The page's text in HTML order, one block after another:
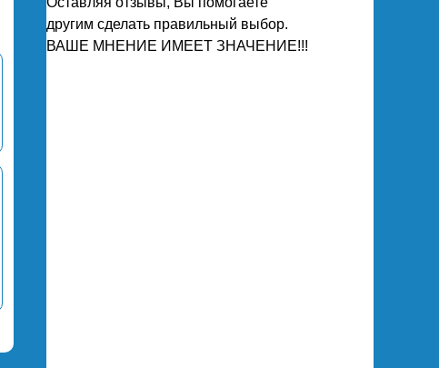
другим сделать правильный выбор.
ВАШЕ МНЕНИЕ ИМЕЕТ ЗНАЧЕНИЕ!!!